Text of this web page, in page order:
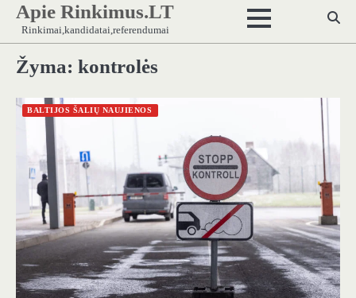
Skip
content
Apie Rinkimus.LT
Rinkimai,kandidatai,referendumai
Žyma: kontrolės
BALTIJOS ŠALIŲ NAUJIENOS